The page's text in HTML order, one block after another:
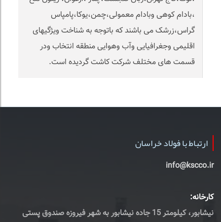
،بادام کوهی وبادام معمولی،چمن،یوکا،پامپاس
گراس،زرشک می باشند که باتوجه به شناخت ویژگیهای
اقلیمی وجغرافیایی وآب وهوایی منطقه انتخاب ودر
قسمت های مختلف شرکت کاشت گردیده است.
ارتباط با فولاد خراسان
info@kscco.ir
کارخانه:
نیشابور، کیلومتر 15 جاده نیشابور به شهر فیروزه صندوق پستی